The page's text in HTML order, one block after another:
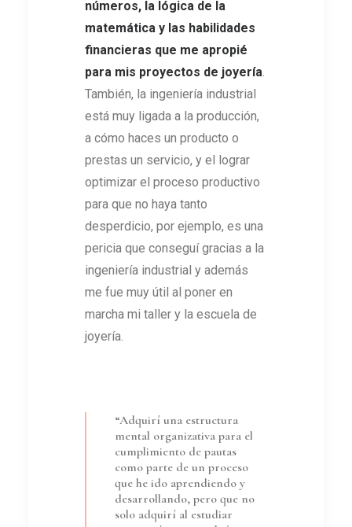
números, la lógica de la
matemática y las habilidades
financieras que me apropié
para mis proyectos de joyería
También, la ingeniería industrial
está muy ligada a la producción,
a cómo haces un producto o
prestas un servicio, y el lograr
optimizar el proceso productivo
para que no haya tanto
desperdicio, por ejemplo, es una
pericia que conseguí gracias a la
ingeniería industrial y además
me fue muy útil al poner en
marcha mi taller y la escuela de
joyería.
“Adquirí una estructura
mental organizativa para el
cumplimiento de pautas
como parte de un proceso
que he ido aprendiendo y
desarrollando, pero que no
solo adquirí al estudiar